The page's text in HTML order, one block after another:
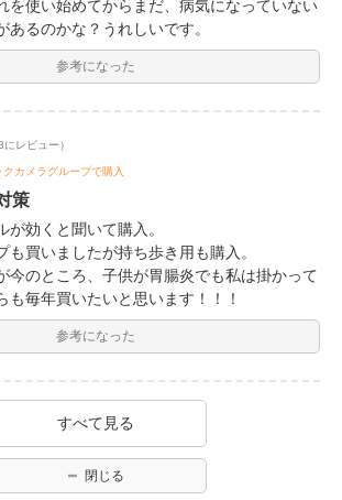
を使い始めてからまだ、病気になっていない
あるのかな？うれしいです。
参考になった
にレビュー）
クカメラグループで購入
策
効くと聞いて購入。
も買いましたが持ち歩き用も購入。
今のところ、子供が胃腸炎でも私は掛かって
も毎年買いたいと思います！！！
参考になった
すべて見る
閉じる